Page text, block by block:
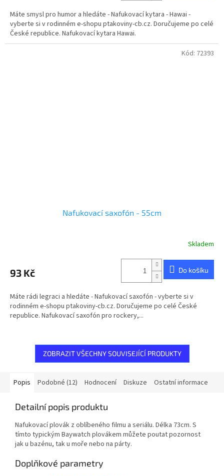
z
5
hvězdiček.
Máte smysl pro humor a hledáte - Nafukovací kytara - Hawai -
vyberte si v rodinném e-shopu ptakoviny-cb.cz. Doručujeme po celé
České republice. Nafukovací kytara Hawai.
Nafukovací saxofón - 55cm
je
z
5
hvězdiček.
Skladem
93 Kč Do košíku
Máte rádi legraci a hledáte - Nafukovací saxofón - vyberte si v
rodinném e-shopu ptakoviny-cb.cz. Doručujeme po celé České
republice. Nafukovací saxofón pro rockery,...
Kód: 72393
ZOBRAZIT VŠECHNY SOUVISEJÍCÍ PRODUKTY
Popis Podobné (12) Hodnocení Diskuze Ostatní informace
Detailní popis produktu
Nafukovací plovák z oblíbeného filmu a seriálu. Délka 73cm. S
tímto typickým Baywatch plovákem můžete poutat pozornost
jak u bazénu, tak u moře nebo na párty.
Doplňkové parametry